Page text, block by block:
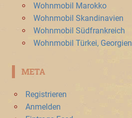
Wohnmobil Marokko
Wohnmobil Skandinavien
Wohnmobil Südfrankreich
Wohnmobil Türkei, Georgien
META
Registrieren
Anmelden